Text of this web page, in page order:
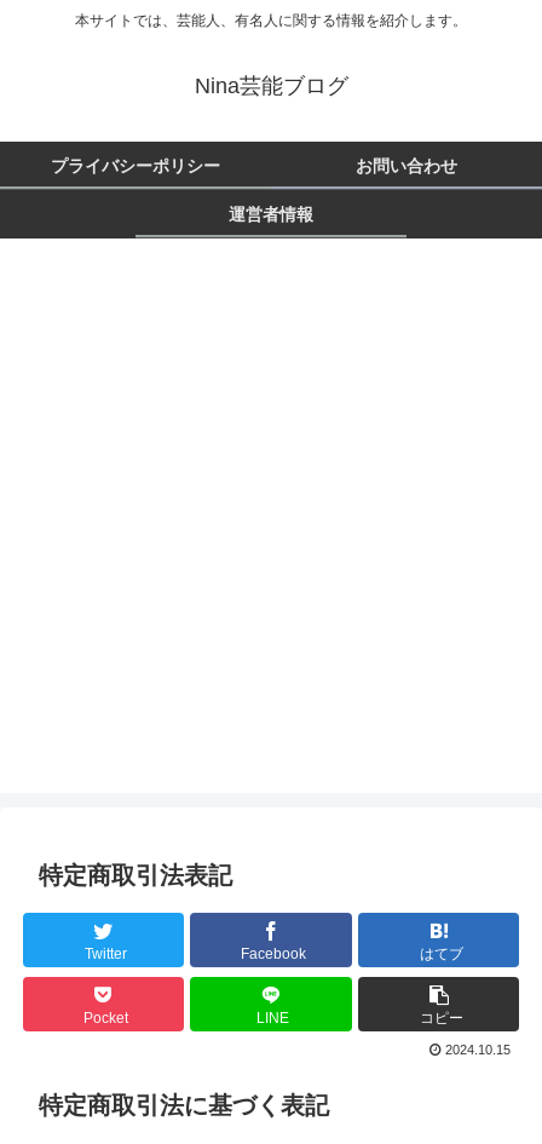
本サイトでは、芸能人、有名人に関する情報を紹介します。
Nina芸能ブログ
プライバシーポリシー お問い合わせ
運営者情報
特定商取引法表記
Twitter Facebook はてブ
Pocket LINE コピー
2024.10.15
特定商取引法に基づく表記